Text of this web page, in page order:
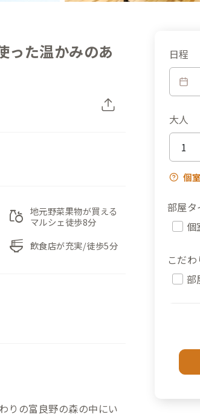
った温かみのあ
grocery 地元野菜果物が買える
マルシェ徒歩8分
ramen_dining 飲食店が充実/徒歩5分
りの富良野の森の中にい
日程
大人
個
部屋タ
個
こだ
部